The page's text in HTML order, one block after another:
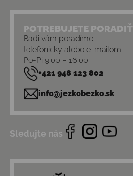
POTREBUJETE
Radi vám poradíme
telefonicky alebo e-mailom
Po-Pi 9:00 – 16:00
+421 948 123 802
info@jezkobezko.sk
Sledujte nás